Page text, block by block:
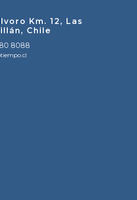
Km. 12, Las
Chile
8088